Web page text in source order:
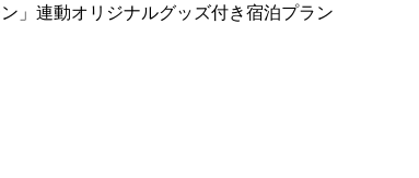
」連動オリジナルグッズ付き宿泊プラン